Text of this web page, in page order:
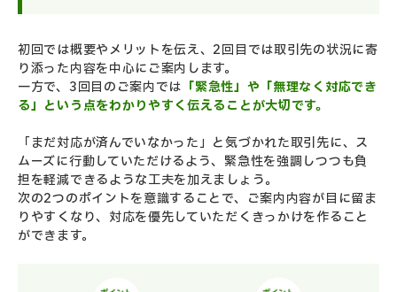
初回では概要やメリットを伝え、2回目では取引先の状況に寄
り添った内容を中心にご案内します。
一方で、3回目のご案内では 「緊急性」や「無理なく対応でき
る」という点をわかりやすく伝えることが大切です。
「まだ対応が済んでいなかった」と気づかれた取引先に、ス
ムーズに行動していただけるよう、緊急性を強調しつつも負
担を軽減できるような工夫を加えましょう。
次の2つのポイントを意識することで、ご案内内容が目に留ま
りやすくなり、対応を優先していただくきっかけを作ること
ができます。